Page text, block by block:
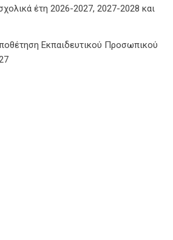
έτη 2026-2027, 2027-2028 και
Εκπαιδευτικού Προσωπικού